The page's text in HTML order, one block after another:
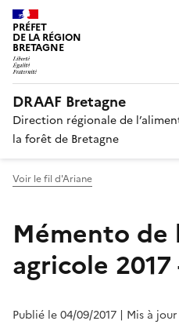
PRÉFET
DE LA RÉGION
BRETAGNE
DRAAF Bretagne
Direction régionale de
la forêt de Bretagne
Voir le fil d'Ariane
Mémento
agricole
Publié le 04/09/2017 | Mis à